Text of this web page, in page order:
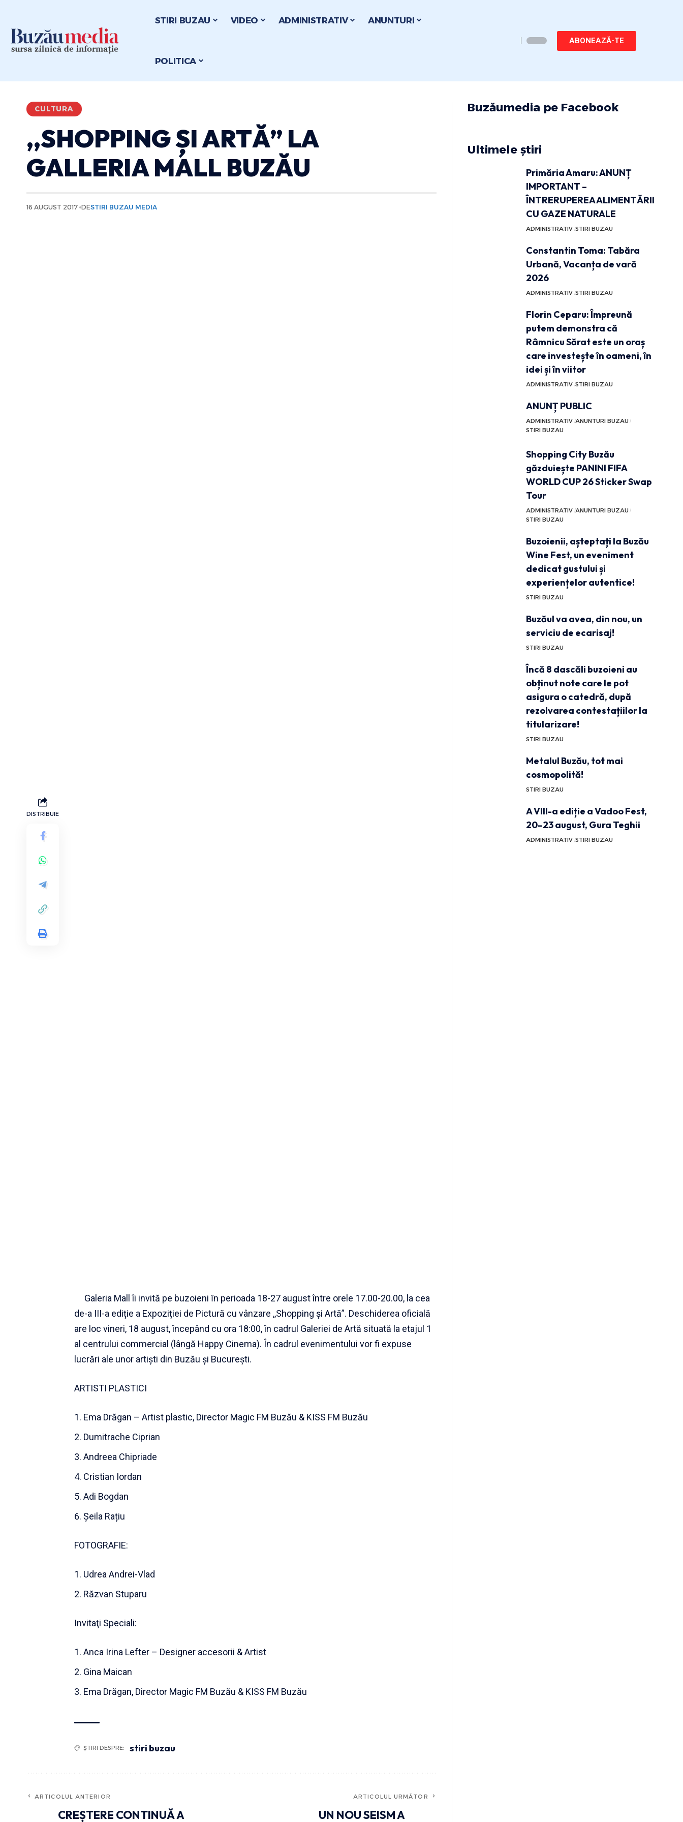
STIRI BUZAU VIDEO ADMINISTRATIV ANUNTURI
POLITICA
ABONEAZĂ-TE
CULTURA
,,SHOPPING ȘI ARTĂ” LA
GALLERIA MALL BUZĂU
16 AUGUST 2017 DESTIRI BUZAU MEDIA
DISTRIBUIE
Galeria Mall îi invită pe buzoieni ȋn perioada 18-27 august între orele 17.00-20.00, la cea
de-a III-a ediție a Expoziției de Pictură cu vânzare ,,Shopping şi Artă”. Deschiderea oficială
are loc vineri, 18 august, începând cu ora 18:00, în cadrul Galeriei de Artă situată la etajul 1
al centrului commercial (lângă Happy Cinema). În cadrul evenimentului vor fi expuse
lucrări ale unor artiști din Buzău și București.
ARTISTI PLASTICI
Ema Drăgan – Artist plastic, Director Magic FM Buzău & KISS FM Buzău
Dumitrache Ciprian
Andreea Chipriade
Cristian Iordan
Adi Bogdan
Șeila Rațiu
FOTOGRAFIE:
Udrea Andrei-Vlad
Răzvan Stuparu
Invitaţi Speciali:
Anca Irina Lefter – Designer accesorii & Artist
Gina Maican
Ema Drăgan, Director Magic FM Buzău & KISS FM Buzău
ȘTIRI DESPRE: stiri buzau
ARTICOLUL ANTERIOR
CREȘTERE CONTINUĂ A
ARTICOLUL URMĂTOR
UN NOU SEISM A
Buzăumedia pe Facebook
Ultimele știri
Primăria Amaru: ANUNȚ
IMPORTANT –
ÎNTRERUPEREA ALIMENTĂRII
CU GAZE NATURALE
ADMINISTRATIV STIRI BUZAU
Constantin Toma: Tabăra
Urbană, Vacanța de vară
2026
ADMINISTRATIV STIRI BUZAU
Florin Ceparu: Împreună
putem demonstra că
Râmnicu Sărat este un oraș
care investește în oameni, în
idei și în viitor
ADMINISTRATIV STIRI BUZAU
ANUNȚ PUBLIC
ADMINISTRATIV ANUNTURI BUZAU
STIRI BUZAU
Shopping City Buzău
găzduiește PANINI FIFA
WORLD CUP 26 Sticker Swap
Tour
ADMINISTRATIV ANUNTURI BUZAU
STIRI BUZAU
Buzoienii, așteptați la Buzău
Wine Fest, un eveniment
dedicat gustului și
experiențelor autentice!
STIRI BUZAU
Buzăul va avea, din nou, un
serviciu de ecarisaj!
STIRI BUZAU
Încă 8 dascăli buzoieni au
obținut note care le pot
asigura o catedră, după
rezolvarea contestațiilor la
titularizare!
STIRI BUZAU
Metalul Buzău, tot mai
cosmopolită!
STIRI BUZAU
A VIII-a ediție a Vadoo Fest,
20–23 august, Gura Teghii
ADMINISTRATIV STIRI BUZAU